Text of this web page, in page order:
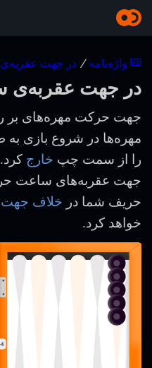
واژه‌نامه / در جهت
در جهت عقربه‌ی
جهت حرکت مهره‌های بر
مهره‌ها در شروع بازی
را از سمت چپ خارج
جهت عقربه‌های ساعت
حریف شما در خلاف
خواهد کرد.